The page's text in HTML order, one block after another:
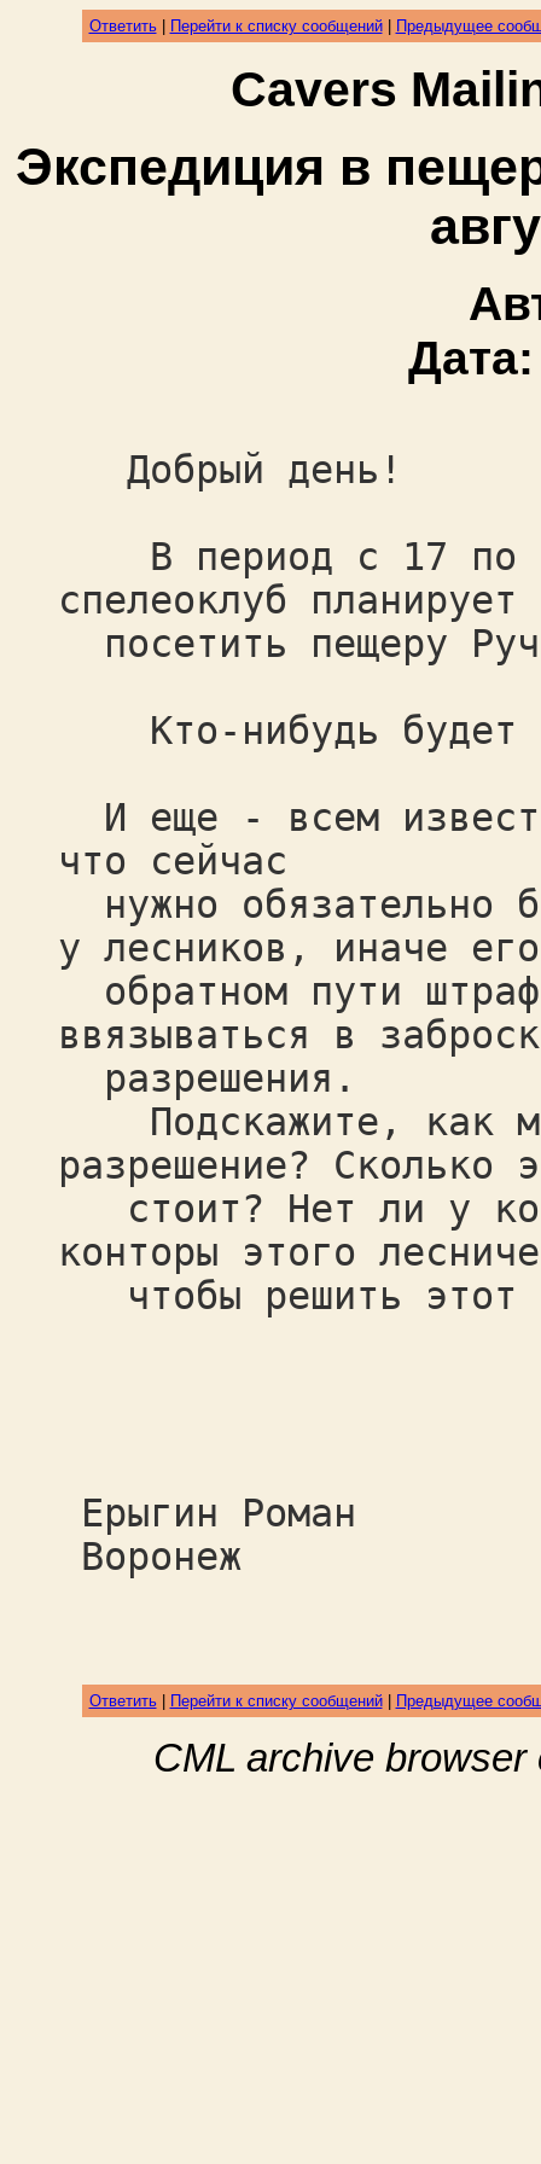
Ответить| Перейти к списку сообщений| Предыдущее
Cavers
Экспедиция в
Добрый день!
В период с 17 по
спелеоклуб планирует
посетить пещеру
Кто-нибудь будет
И еще - всем
что сейчас
нужно обязательно
у лесников, иначе
обратном пути
ввязываться в
разрешения.
Подскажите, как
разрешение? Сколько
стоит? Нет ли у
конторы этого
чтобы решить этот
Ерыгин Роман
Воронеж
Ответить| Перейти к списку сообщений| Предыдущее
CML archive